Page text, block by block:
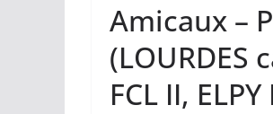
Amicaux –
(LOURDES
FCL II,